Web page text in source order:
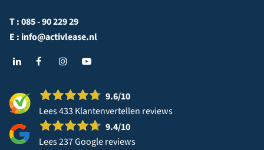
T :085 - 90 229 29
E : info@activlease.nl
9.6/10
Lees 433 Klantenvertellen reviews
9.4/10
Lees 237 Google reviews